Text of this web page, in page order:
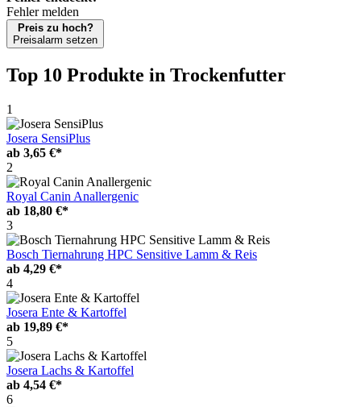
Fehler melden
Preis zu hoch?
Preisalarm setzen
Top 10 Produkte in Trockenfutter
1
Josera SensiPlus
ab 3,65 €*
2
Royal Canin Anallergenic
ab 18,80 €*
3
Bosch Tiernahrung HPC Sensitive Lamm & Reis
ab 4,29 €*
4
Josera Ente & Kartoffel
ab 19,89 €*
5
Josera Lachs & Kartoffel
ab 4,54 €*
6